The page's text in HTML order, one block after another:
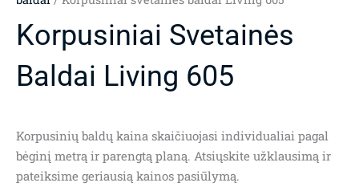
Korpusiniai Svetainės
Baldai Living 605
Korpusinių baldų kaina skaičiuojasi individualiai pagal
bėginį metrą ir parengtą planą. Atsiųskite užklausimą ir
pateiksime geriausią kainos pasiūlymą.